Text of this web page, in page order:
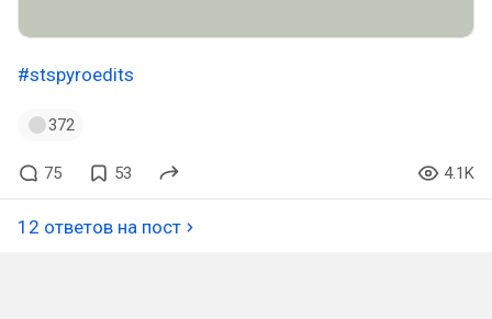
#stspyroedits
372
75 53 4.1K
12 ответов на пост